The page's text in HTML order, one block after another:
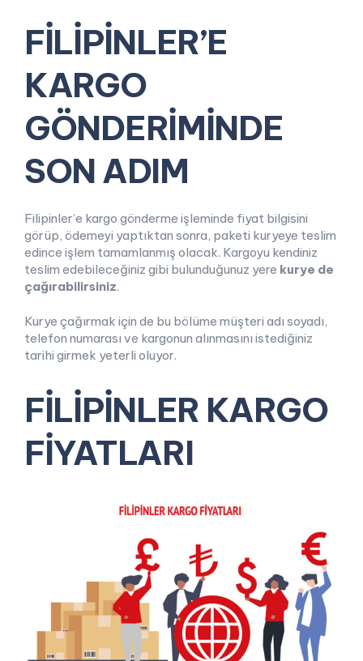
FİLİPİNLER’E
KARGO
GÖNDERİMİNDE
SON ADIM
Filipinler’e kargo gönderme işleminde fiyat bilgisini
görüp, ödemeyi yaptıktan sonra, paketi kuryeye teslim
edince işlem tamamlanmış olacak. Kargoyu kendiniz
teslim edebileceğiniz gibi bulunduğunuz yere kurye de
çağırabilirsiniz.
Kurye çağırmak için de bu bölüme müşteri adı soyadı,
telefon numarası ve kargonun alınmasını istediğiniz
tarihi girmek yeterli oluyor.
FİLİPİNLER KARGO
FİYATLARI